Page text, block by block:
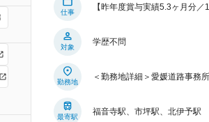
仕事
【昨年度賞与実績5.3ヶ月分
対象
学歴不問
勤務地
＜勤務地詳細＞愛媛道路事務
最寄駅
福音寺駅、市坪駅、北伊予駅